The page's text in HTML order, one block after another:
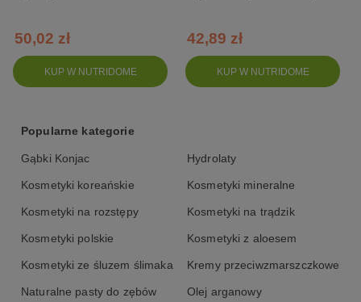
KUP W NUTRIDOME
50,02 zł
KUP W NUTRIDOME
42,89 zł
Popularne kategorie
Gąbki Konjac Hydrolaty
Kosmetyki koreańskie Kosmetyki mineralne
Kosmetyki na rozstępy Kosmetyki na trądzik
Kosmetyki polskie Kosmetyki z aloesem
Kosmetyki ze śluzem ślimaka Kremy przeciwzmarszczkowe
Naturalne pasty do zębów Olej arganowy